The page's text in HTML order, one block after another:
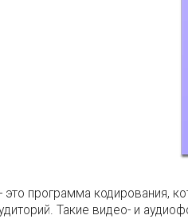
программа кодирования,
Такие видео- и